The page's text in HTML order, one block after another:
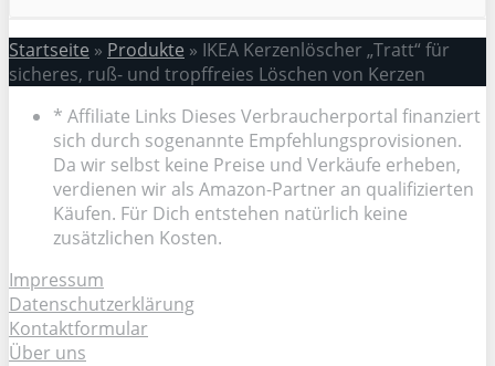
Startseite » Produkte » IKEA Kerzenlöscher „Tratt“ für
sicheres, ruß- und tropffreies Löschen von Kerzen
* Affiliate Links Dieses Verbraucherportal finanziert
sich durch sogenannte Empfehlungsprovisionen.
Da wir selbst keine Preise und Verkäufe erheben,
verdienen wir als Amazon-Partner an qualifizierten
Käufen. Für Dich entstehen natürlich keine
zusätzlichen Kosten.
Impressum
Datenschutzerklärung
Kontaktformular
Über uns